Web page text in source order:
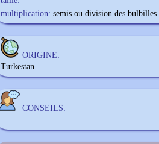
multiplication: semis ou division des bulbilles
ORIGINE:
Turkestan
CONSEILS: